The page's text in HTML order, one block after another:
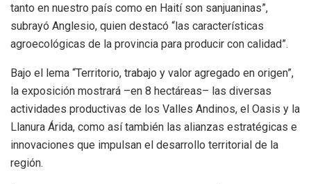
tanto en nuestro país como en Haití son sanjuaninas”,
subrayó Anglesio, quien destacó “las características
agroecológicas de la provincia para producir con calidad”.
Bajo el lema “Territorio, trabajo y valor agregado en origen”,
la exposición mostrará –en 8 hectáreas– las diversas
actividades productivas de los Valles Andinos, el Oasis y la
Llanura Árida, como así también las alianzas estratégicas e
innovaciones que impulsan el desarrollo territorial de la
región.